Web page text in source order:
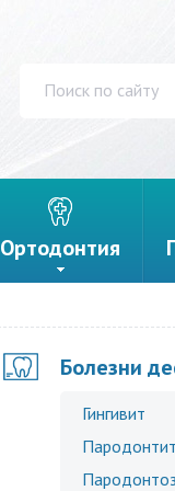
Ортодонтия
Болезни
Гингивит
Пародонтит
Пародонтоз